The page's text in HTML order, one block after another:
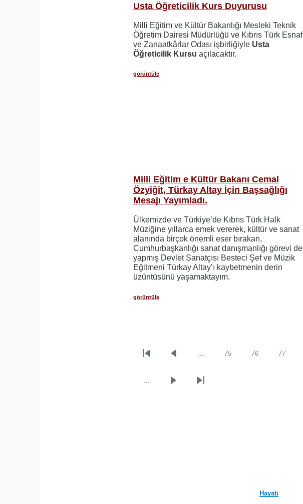
Usta Öğreticilik Kurs Duyurusu
Milli Eğitim ve Kültür Bakanlığı Mesleki Teknik
Öğretim Dairesi Müdürlüğü ve Kıbrıs Türk Esnaf
ve Zanaatkârlar Odası işbirliğiyle Usta
Öğreticilik Kursu açılacaktır.
görüntüle
Milli Eğitim e Kültür Bakanı Cemal
Özyiğit, Türkay Altay İçin Başsağlığı
Mesajı Yayımladı.
Ülkemizde ve Türkiye’de Kıbrıs Türk Halk
Müziğine yıllarca emek vererek, kültür ve sanat
alanında birçok önemli eser bırakan,
Cumhurbaşkanlığı sanat danışmanlığı görevi de
yapmış Devlet Sanatçısı Besteci Şef ve Müzik
Eğitmeni Türkay Altay’ı kaybetmenin derin
üzüntüsünü yaşamaktayım.
görüntüle
Sayfalama
İlk
Önceki
… Sayfa
75 Sayfa
76 Sayfa
77
…
Sonraki
Son
Hayatı